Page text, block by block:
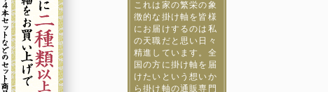
これは家の繁栄の象
徴的な掛け軸を皆様
にお届けするのは私
の天職だと思い日々
精進しています。全
国の方に掛け軸を届
けたいという想いか
ら掛け軸の通販専門